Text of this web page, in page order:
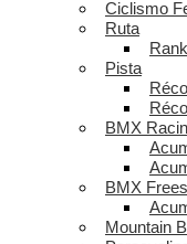
Ciclismo
Ruta
Pista
BMX
BMX
Mountain